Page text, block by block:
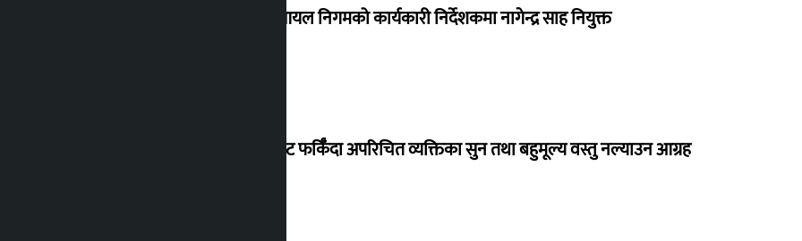
नेपाल आयल निगमको कार्यकारी निर्देशकमा नागेन्द्र साह नियुक्त
विदेशबाट फर्किँदा अपरिचित व्यक्तिका सुन तथा बहुमूल्य वस्तु नल्याउन आग्रह